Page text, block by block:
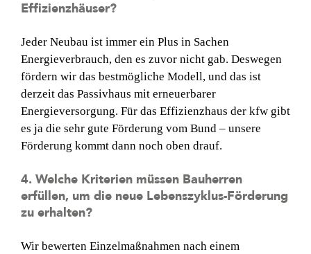
Effizienzhäuser?
Jeder Neubau ist immer ein Plus in Sachen
Energieverbrauch, den es zuvor nicht gab. Deswegen
fördern wir das bestmögliche Modell, und das ist
derzeit das Passivhaus mit erneuerbarer
Energieversorgung. Für das Effizienzhaus der kfw gibt
es ja die sehr gute Förderung vom Bund – unsere
Förderung kommt dann noch oben drauf.
4. Welche Kriterien müssen Bauherren
erfüllen, um die neue Lebenszyklus-Förderung
zu erhalten?
Wir bewerten Einzelmaßnahmen nach einem